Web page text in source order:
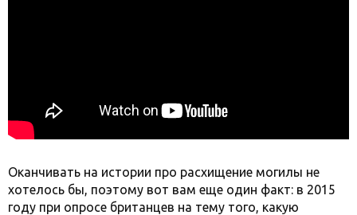
Оканчивать на истории про расхищение могилы не
хотелось бы, поэтому вот вам еще один факт: в 2015
году при опросе британцев на тему того, какую